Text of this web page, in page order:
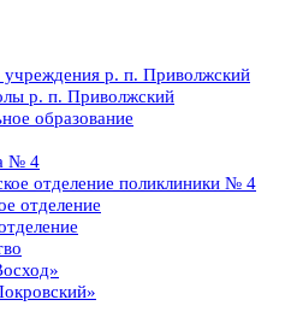
р. п. Приволжский
р. п. Приволжский
образование
№ 4
отделение поликлиники № 4
отделение